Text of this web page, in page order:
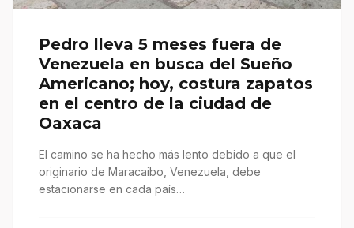
Pedro lleva 5 meses fuera de
Venezuela en busca del Sueño
Americano; hoy, costura zapatos
en el centro de la ciudad de
Oaxaca
El camino se ha hecho más lento debido a que el
originario de Maracaibo, Venezuela, debe
estacionarse en cada país…